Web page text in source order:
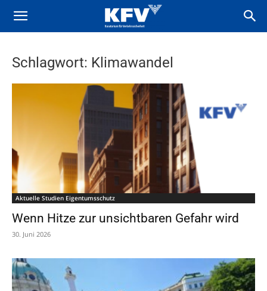
Schlagwort: Klimawandel
Aktuelle Studien Eigentumsschutz
Wenn Hitze zur unsichtbaren Gefahr wird
30. Juni 2026